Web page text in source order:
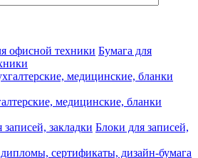
Бумага для
медицинские, бланки
Блоки для записей,